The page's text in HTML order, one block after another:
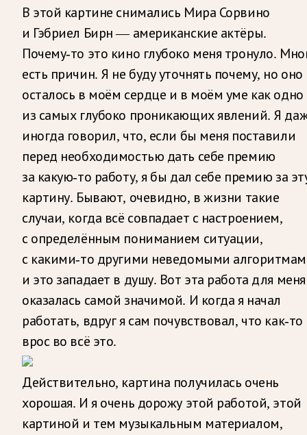
В этой картине снимались Мира Сорвино
и Гэбриел Бирн — американские актёры.
Почему-то это кино глубоко меня тронуло.
есть причин. Я не буду уточнять почему, но оно
осталось в моём сердце и в моём уме как одно
из самых глубоко проникающих явлений. Я
иногда говорил, что, если бы меня поставили
перед необходимостью дать себе премию
за какую-то работу, я бы дал себе премию за
картину. Бывают, очевидно, в жизни такие
случаи, когда всё совпадает с настроением,
с определённым пониманием ситуации,
с какими-то другими неведомыми
и это западает в душу. Вот эта работа для меня
оказалась самой значимой. И когда я начал
работать, вдруг я сам почувствовал, что как-то
врос во всё это.
Действительно, картина получилась очень
хорошая. И я очень дорожу этой работой, этой
картиной и тем музыкальным материалом,